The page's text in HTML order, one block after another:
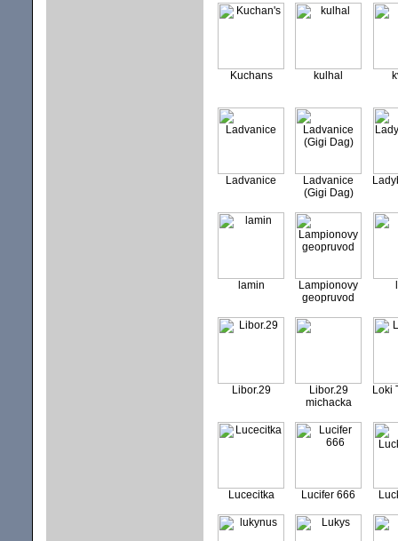
Kuchans kulhal
Ladvanice
Ladvanice
(Gigi Dag)
lamin
Lampionovy
geopruvod
Libor.29
Libor.29
michacka
Loki
Lucecitka Lucifer 666